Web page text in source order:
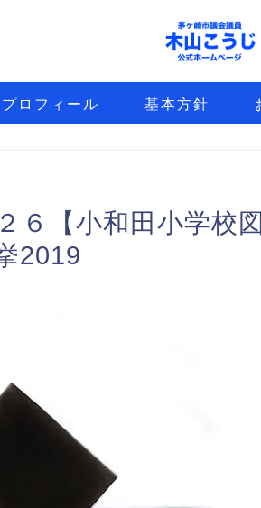
ロフィール 基本方針
６【小和田小学校図
2019